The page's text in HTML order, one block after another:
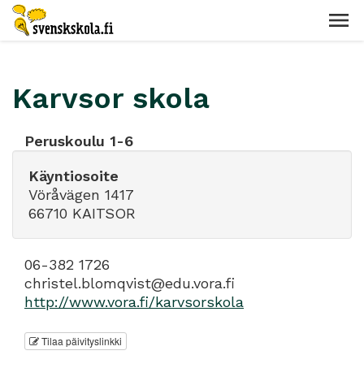
Karvsor skola
Peruskoulu 1-6
Käyntiosoite
Vöråvägen 1417
66710 KAITSOR
06-382 1726
christel.blomqvist@edu.vora.fi
http://www.vora.fi/karvsorskola
Tilaa päivityslinkki